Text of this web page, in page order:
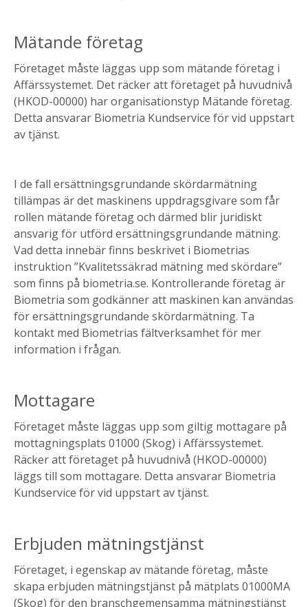
Mätande företag
Företaget måste läggas upp som mätande företag i
Affärssystemet. Det räcker att företaget på huvudnivå
(HKOD-00000) har organisationstyp Mätande företag.
Detta ansvarar Biometria Kundservice för vid uppstart
av tjänst.
I de fall ersättningsgrundande skördarmätning
tillämpas är det maskinens uppdragsgivare som får
rollen mätande företag och därmed blir juridiskt
ansvarig för utförd ersättningsgrundande mätning.
Vad detta innebär finns beskrivet i Biometrias
instruktion ”Kvalitetssäkrad mätning med skördare”
som finns på biometria.se. Kontrollerande företag är
Biometria som godkänner att maskinen kan användas
för ersättningsgrundande skördarmätning. Ta
kontakt med Biometrias fältverksamhet för mer
information i frågan.
Mottagare
Företaget måste läggas upp som giltig mottagare på
mottagningsplats 01000 (Skog) i Affärssystemet.
Räcker att företaget på huvudnivå (HKOD-00000)
läggs till som mottagare. Detta ansvarar Biometria
Kundservice för vid uppstart av tjänst.
Erbjuden mätningstjänst
Företaget, i egenskap av mätande företag, måste
skapa erbjuden mätningstjänst på mätplats 01000MA
(Skog) för den branschgemensamma mätningstjänst